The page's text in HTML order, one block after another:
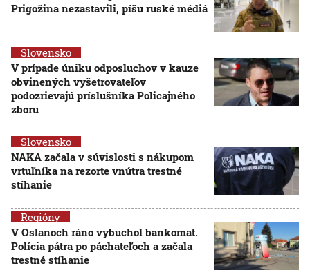
Prigožina nezastavili, píšu ruské médiá
Slovensko
V prípade úniku odposluchov v kauze
obvinených vyšetrovateľov
podozrievajú príslušníka Policajného
zboru
Slovensko
NAKA začala v súvislosti s nákupom
vrtuľníka na rezorte vnútra trestné
stíhanie
Regióny
V Oslanoch ráno vybuchol bankomat.
Polícia pátra po páchateľoch a začala
trestné stíhanie